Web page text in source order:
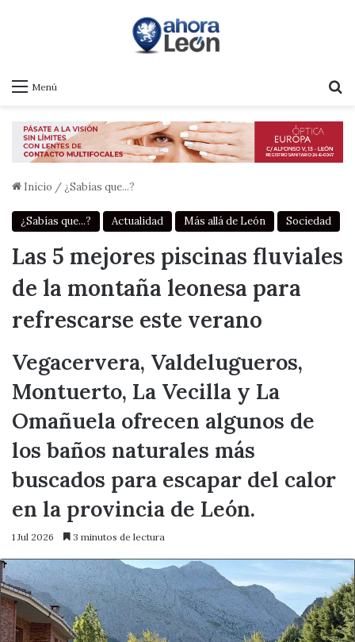
Menú
Inicio / ¿Sabías que...?
¿Sabías que...? Actualidad Más allá de León Sociedad
Las 5 mejores piscinas fluviales
de la montaña leonesa para
refrescarse este verano
Vegacervera, Valdelugueros,
Montuerto, La Vecilla y La
Omañuela ofrecen algunos de
los baños naturales más
buscados para escapar del calor
en la provincia de León.
1 Jul 2026 3 minutos de lectura